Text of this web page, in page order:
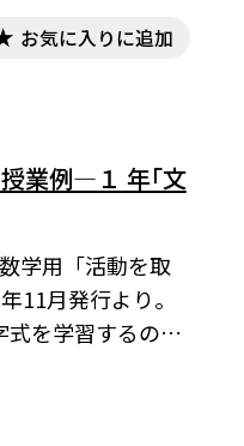
お気に入りに追加
業例―１ 年｢文
学用「活動を取
11月発行より。
式を学習するのだ